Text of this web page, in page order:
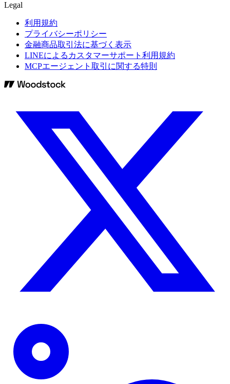
Legal
利用規約
プライバシーポリシー
金融商品取引法に基づく表示
LINEによるカスタマーサポート利用規約
MCPエージェント取引に関する特則